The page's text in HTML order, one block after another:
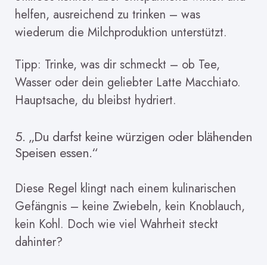
helfen, ausreichend zu trinken – was
wiederum die Milchproduktion unterstützt.
Tipp: Trinke, was dir schmeckt – ob Tee,
Wasser oder dein geliebter Latte Macchiato.
Hauptsache, du bleibst hydriert.
5. „Du darfst keine würzigen oder blähenden
Speisen essen.“
Diese Regel klingt nach einem kulinarischen
Gefängnis – keine Zwiebeln, kein Knoblauch,
kein Kohl. Doch wie viel Wahrheit steckt
dahinter?